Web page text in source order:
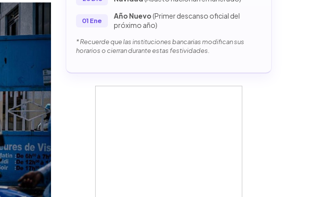
01 Ene
Año Nuevo(Primer descanso oficial del
próximo año)
* Recuerde que las instituciones bancarias modifican sus
horarios o cierran durante estas festividades.